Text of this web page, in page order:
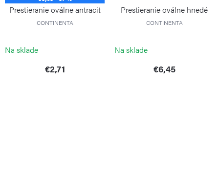
Prestieranie oválne antracit
CONTINENTA
Na sklade
€2,71
Prestieranie oválne hnedé
CONTINENTA
Na sklade
€6,45